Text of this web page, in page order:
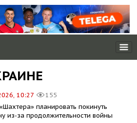
10:27
155
планировать покинуть
из-за продолжительности войны